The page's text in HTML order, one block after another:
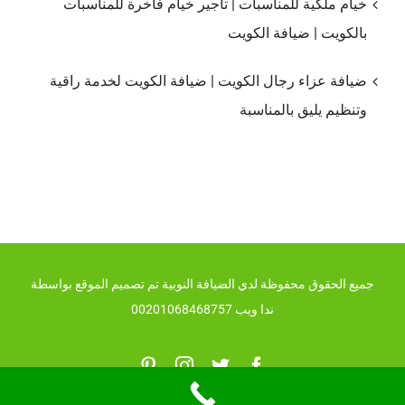
خيام ملكية للمناسبات | تأجير خيام فاخرة للمناسبات
بالكويت | ضيافة الكويت
ضيافة عزاء رجال الكويت | ضيافة الكويت لخدمة راقية
وتنظيم يليق بالمناسبة
جميع الحقوق محفوظة لدي الضيافة النوبية تم تصميم الموقع بواسطة
ندا ويب 00201068468757
Facebook
Twitter
Instagram
Pinterest